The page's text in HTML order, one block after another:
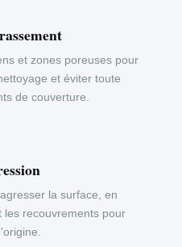
et zones poreuses pour
et éviter toute
de couverture.
la surface, en
les recouvrements pour